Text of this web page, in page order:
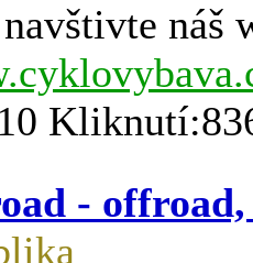
náš
-